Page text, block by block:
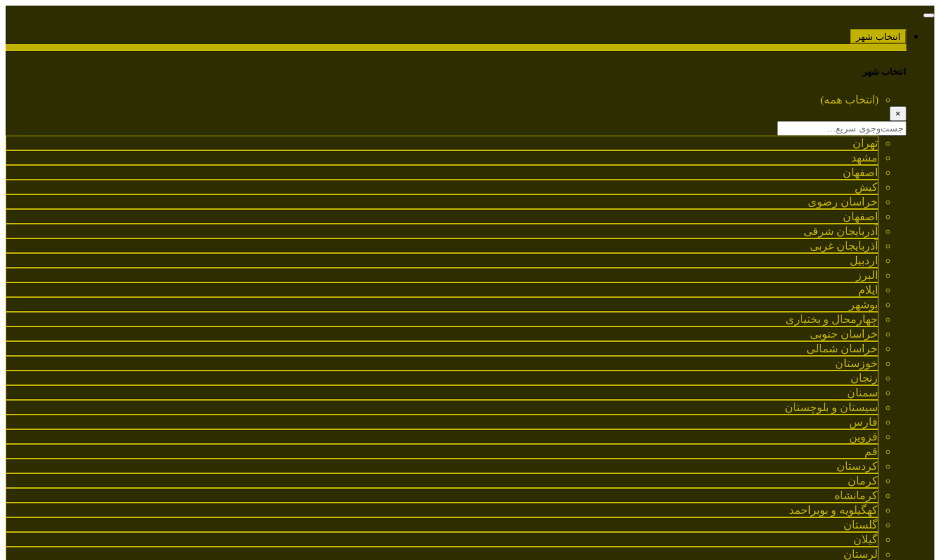
انتخاب شهر
انتخاب شهر
(انتخاب همه)
×
تهران
مشهد
اصفهان
کیش
خراسان رضوی
اصفهان
آذربایجان شرقی
آذربایجان غربی
اردبیل
البرز
ایلام
بوشهر
چهارمحال و بختیاری
خراسان جنوبی
خراسان شمالی
خوزستان
زنجان
سمنان
سیستان و بلوچستان
فارس
قزوین
قم
کردستان
کرمان
کرمانشاه
کهگیلویه و بویراحمد
گلستان
گیلان
لرستان